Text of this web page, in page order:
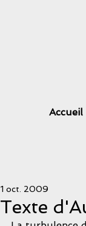
Accueil
Texte
1 oct. 2009